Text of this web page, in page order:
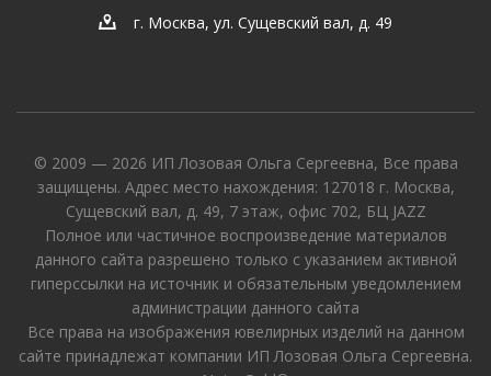
г. Москва, ул. Сущевский вал, д. 49
© 2009 — 2026 ИП Лозовая Ольга Сергеевна, Все права
защищены. Адрес место нахождения: 127018 г. Москва,
Сущевский вал, д. 49, 7 этаж, офис 702, БЦ JAZZ
Полное или частичное воспроизведение материалов
данного сайта разрешено только с указанием активной
гиперссылки на источник и обязательным уведомлением
администрации данного сайта
Все права на изображения ювелирных изделий на данном
сайте принадлежат компании ИП Лозовая Ольга Сергеевна.